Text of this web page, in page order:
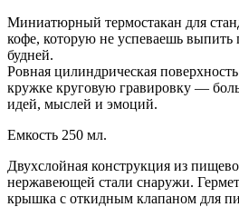
Миниатюрный термостакан для
кофе, которую не успеваешь выпить
будней.
Ровная цилиндрическая поверхность
кружке круговую гравировку —
идей, мыслей и эмоций.
Емкость 250 мл.
Двухслойная конструкция из
нержавеющей стали снаружи.
крышка с откидным клапаном для